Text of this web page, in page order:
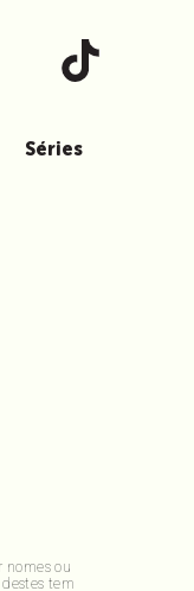
Séries
nomes ou
tem